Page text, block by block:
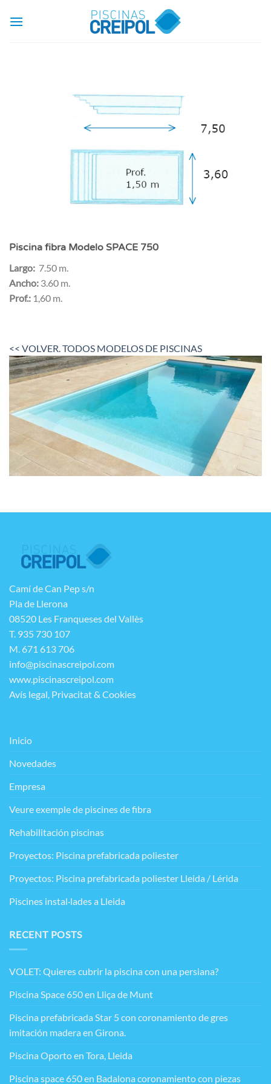
Piscina fibra Modelo SPACE 750
Largo: 7.50 m.
Ancho: 3.60 m.
Prof.: 1,60 m.
<< VOLVER. TODOS MODELOS DE PISCINAS
Camí de Can Pep s/n
Pla de Llerona
08520 Les Franqueses del Vallès
T. 935 730 107
M. 671 613 706
info@piscinascreipol.com
www.piscinascreipol.com
Avís legal, Privacitat & Cookies
Inicio
Novedades
Empresa
Veure exemple de piscines de fibra
Rehabilitación piscinas
Proyectos: Piscina prefabricada poliester
Proyectos: Piscina prefabricada poliester Lleida / Lérida
Piscines instal·lades a Lleida
RECENT POSTS
VOLET: Quieres cubrir la piscina con una persiana?
Piscina Space 650 en Lliça de Munt
Piscina prefabricada Star 5 con coronamiento de gres
imitación madera en Girona.
Piscina Oporto en Tora, Lleida
Piscina space 650 en Badalona coronamiento con piezas